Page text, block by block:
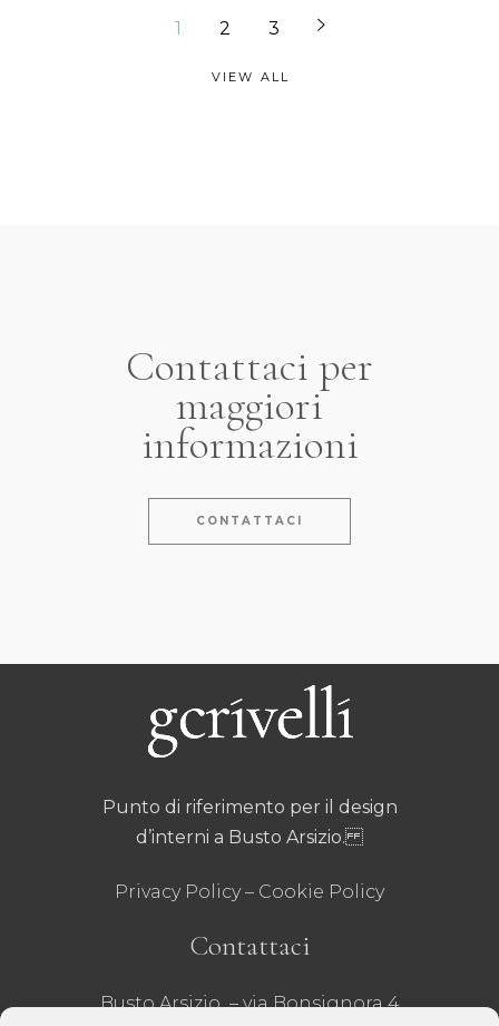
1 2 3
VIEW ALL
Contattaci per
maggiori
informazioni
CONTATTACI
Punto di riferimento per il design
d’interni a Busto Arsizio.
Privacy Policy– Cookie Policy
Contattaci
Busto Arsizio – via Bonsignora 4